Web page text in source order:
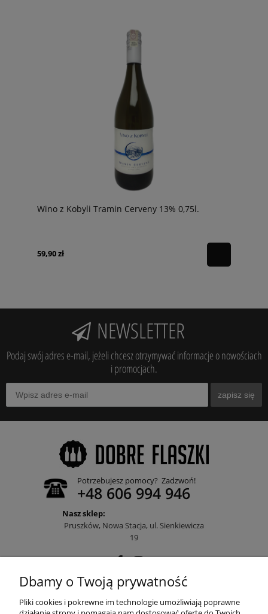
Wino z Kobyli Tramin Cerveny 13% 0,75l.
59,90 zł
NEWSLETTER
Podaj swój adres e-mail, jeżeli chcesz otrzymywać informacje o nowościach
i promocjach.
zapisz się
Potrzebujesz pomocy? Zadzwoń!
+48 606 994 946
Nasz sklep:
Pruszków, Nowa Stacja, ul. Sienkiewicza
19
POMOC
Dbamy o Twoją prywatność
Pliki cookies i pokrewne im technologie umożliwiają poprawne